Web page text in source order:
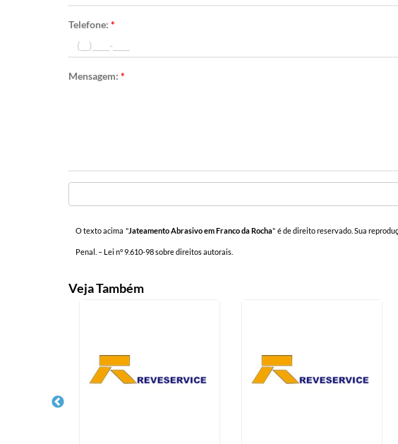
Telefone:*
Mensagem:*
O texto acima "Jateamento Abrasivo em Franco da Rocha" é de direito reservado. Sua
Penal. – Lei n° 9.610-98 sobre direitos autorais
Veja Também